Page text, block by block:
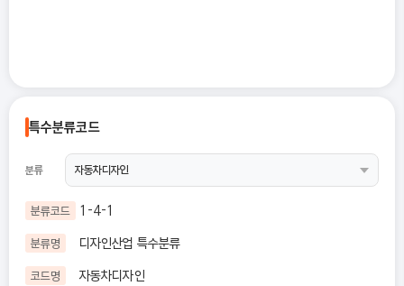
특수분류코드
분류
분류코드 1-4-1
분류명 디자인산업 특수분류
코드명 자동차디자인